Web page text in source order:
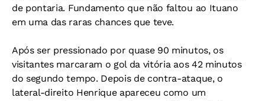
de pontaria. Fundamento que não faltou ao Ituano
em uma das raras chances que teve.
Após ser pressionado por quase 90 minutos, os
visitantes marcaram o gol da vitória aos 42 minutos
do segundo tempo. Depois de contra-ataque, o
lateral-direito Henrique apareceu como um